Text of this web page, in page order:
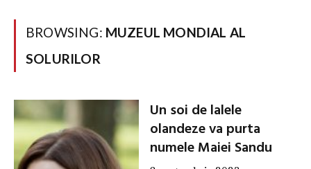
BROWSING: MUZEUL MONDIAL AL
SOLURILOR
Un soi de lalele
olandeze va purta
numele Maiei Sandu